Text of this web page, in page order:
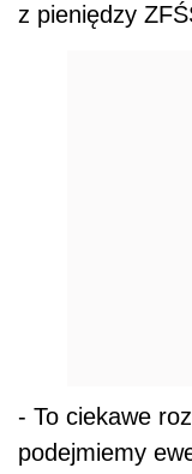
z pieniędzy
- To ciekawe
podejmiemy